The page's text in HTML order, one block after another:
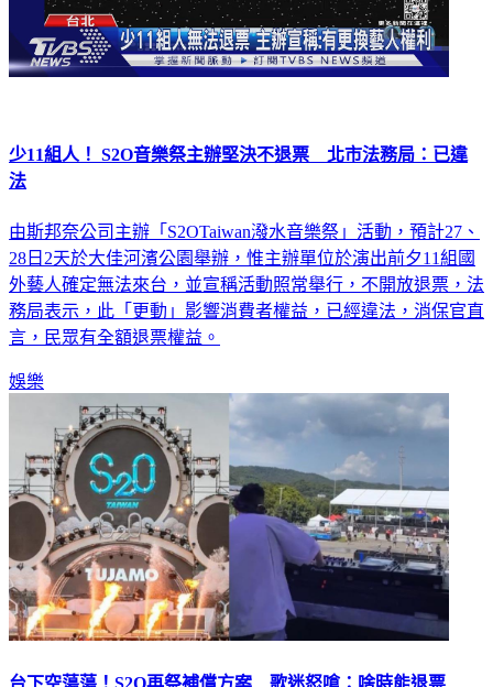
少11組人！ S2O音樂祭主辦堅決不退票 北市法務局：已違
法
由斯邦奈公司主辦「S2OTaiwan潑水音樂祭」活動，預計27、
28日2天於大佳河濱公園舉辦，惟主辦單位於演出前夕11組國
外藝人確定無法來台，並宣稱活動照常舉行，不開放退票，法
務局表示，此「更動」影響消費者權益，已經違法，消保官直
言，民眾有全額退票權益。
娛樂
台下空蕩蕩！S2O再祭補償方案 歌迷怒嗆：啥時能退票